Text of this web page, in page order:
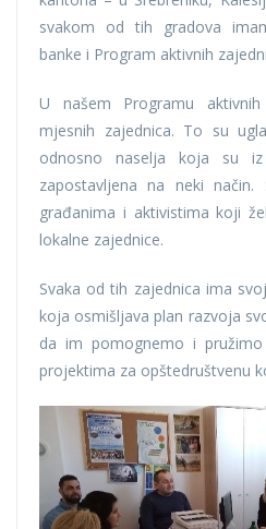
svakom od tih gradova
banke i Program aktivnih
U našem Programu
mjesnih zajednica. To su
odnosno naselja koja su
zapostavljena na neki način.
građanima i aktivistima koji
lokalne zajednice.
Svaka od tih zajednica ima
koja osmišljava plan razvoja
da im pomognemo i
projektima za opštedruštvenu